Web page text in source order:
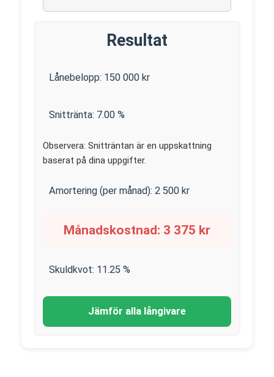
Resultat
Lånebelopp: 150 000 kr
Snittränta: 7.00 %
Observera: Snitträntan är en uppskattning
baserat på dina uppgifter.
Amortering (per månad): 2 500 kr
Månadskostnad: 3 375 kr
Skuldkvot: 11.25 %
Jämför alla långivare